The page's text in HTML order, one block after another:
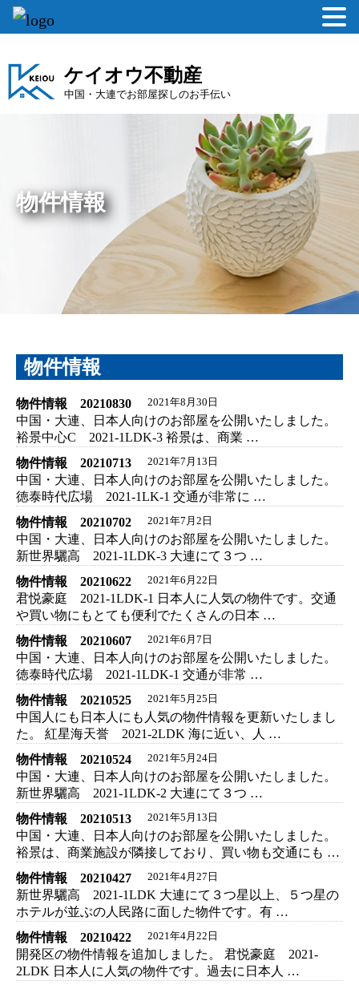
ケイオウ不動産
中国・大連でお部屋探しのお手伝い
物件情報
物件情報
物件情報 20210830 2021年8月30日
中国・大連、日本人向けのお部屋を公開いたしました。
裕景中心C 2021-1LDK-3 裕景は、商業 …
物件情報 20210713
2021年7月13日
中国・大連、日本人向けのお部屋を公開いたしました。
徳泰時代広場 2021-1LK-1 交通が非常に …
物件情報 20210702
2021年7月2日
中国・大連、日本人向けのお部屋を公開いたしました。
新世界驪高 2021-1LDK-3 大連にて３つ …
物件情報 20210622
2021年6月22日
君悦豪庭 2021-1LDK-1 日本人に人気の物件です。交通
や買い物にもとても便利でたくさんの日本 …
物件情報 20210607
2021年6月7日
中国・大連、日本人向けのお部屋を公開いたしました。
徳泰時代広場 2021-1LDK-1 交通が非常 …
物件情報 20210525
2021年5月25日
中国人にも日本人にも人気の物件情報を更新いたしまし
た。 紅星海天誉 2021-2LDK 海に近い、人 …
物件情報 20210524
2021年5月24日
中国・大連、日本人向けのお部屋を公開いたしました。
新世界驪高 2021-1LDK-2 大連にて３つ …
物件情報 20210513
2021年5月13日
中国・大連、日本人向けのお部屋を公開いたしました。
裕景は、商業施設が隣接しており、買い物も交通にも …
物件情報 20210427
2021年4月27日
新世界驪高 2021-1LDK 大連にて３つ星以上、５つ星の
ホテルが並ぶの人民路に面した物件です。有 …
物件情報 20210422
2021年4月22日
開発区の物件情報を追加しました。 君悦豪庭 2021-
2LDK 日本人に人気の物件です。過去に日本人 …